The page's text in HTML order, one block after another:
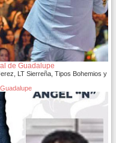
de Guadalupe
LT Sierreña, Tipos Bohemios y